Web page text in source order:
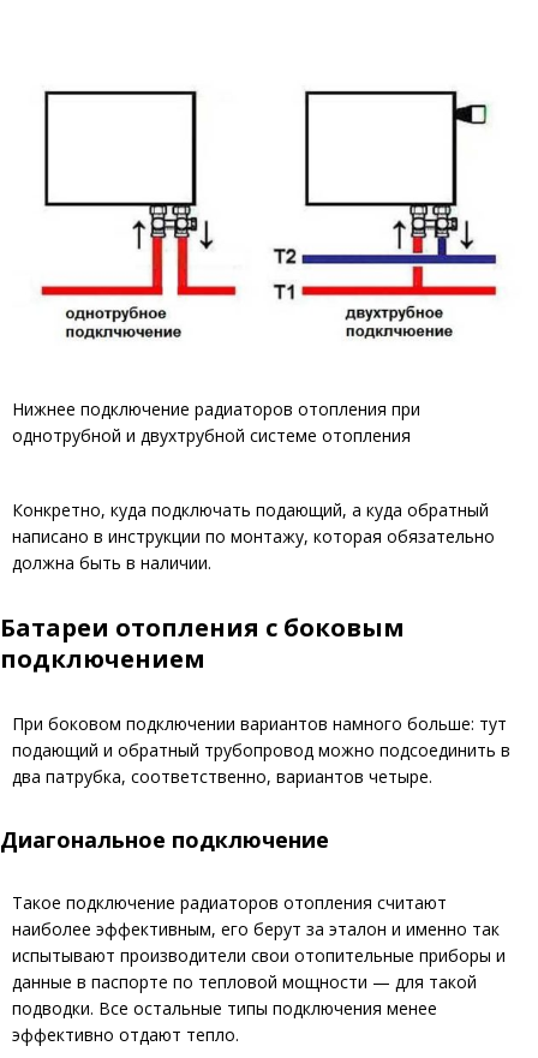
Нижнее подключение радиаторов отопления при
однотрубной и двухтрубной системе отопления
Конкретно, куда подключать подающий, а куда обратный
написано в инструкции по монтажу, которая обязательно
должна быть в наличии.
Батареи отопления с боковым
подключением
При боковом подключении вариантов намного больше: тут
подающий и обратный трубопровод можно подсоединить в
два патрубка, соответственно, вариантов четыре.
Диагональное подключение
Такое подключение радиаторов отопления считают
наиболее эффективным, его берут за эталон и именно так
испытывают производители свои отопительные приборы и
данные в паспорте по тепловой мощности — для такой
подводки. Все остальные типы подключения менее
эффективно отдают тепло.